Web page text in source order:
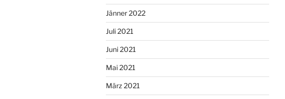
Jänner 2022
Juli 2021
Juni 2021
Mai 2021
März 2021